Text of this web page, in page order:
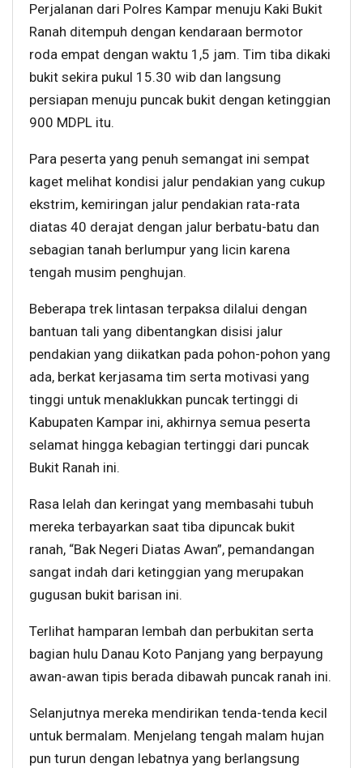
Perjalanan dari Polres Kampar menuju Kaki Bukit
Ranah ditempuh dengan kendaraan bermotor
roda empat dengan waktu 1,5 jam. Tim tiba dikaki
bukit sekira pukul 15.30 wib dan langsung
persiapan menuju puncak bukit dengan ketinggian
900 MDPL itu.
Para peserta yang penuh semangat ini sempat
kaget melihat kondisi jalur pendakian yang cukup
ekstrim, kemiringan jalur pendakian rata-rata
diatas 40 derajat dengan jalur berbatu-batu dan
sebagian tanah berlumpur yang licin karena
tengah musim penghujan.
Beberapa trek lintasan terpaksa dilalui dengan
bantuan tali yang dibentangkan disisi jalur
pendakian yang diikatkan pada pohon-pohon yang
ada, berkat kerjasama tim serta motivasi yang
tinggi untuk menaklukkan puncak tertinggi di
Kabupaten Kampar ini, akhirnya semua peserta
selamat hingga kebagian tertinggi dari puncak
Bukit Ranah ini.
Rasa lelah dan keringat yang membasahi tubuh
mereka terbayarkan saat tiba dipuncak bukit
ranah, “Bak Negeri Diatas Awan”, pemandangan
sangat indah dari ketinggian yang merupakan
gugusan bukit barisan ini.
Terlihat hamparan lembah dan perbukitan serta
bagian hulu Danau Koto Panjang yang berpayung
awan-awan tipis berada dibawah puncak ranah ini.
Selanjutnya mereka mendirikan tenda-tenda kecil
untuk bermalam. Menjelang tengah malam hujan
pun turun dengan lebatnya yang berlangsung